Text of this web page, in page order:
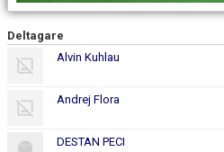
Deltagare
Alvin Kuhlau
Andrej Flora
DESTAN PECI